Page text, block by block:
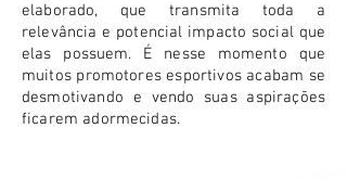
elaborado, que transmita toda a
relevância e potencial impacto social que
elas possuem. É nesse momento que
muitos promotores esportivos acabam se
desmotivando e vendo suas aspirações
ficarem adormecidas.